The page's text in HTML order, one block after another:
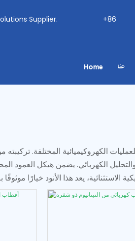
Solutions Supplier.
+86
Home عنا
الكهروكيميائية المختلفة. تركيبته
الكهربائي. يضمن هيكل العمود